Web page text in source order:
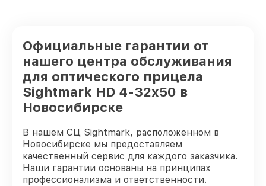
Официальные гарантии от
нашего центра обслуживания
для оптического прицела
Sightmark HD 4-32x50 в
Новосибирске
В нашем СЦ Sightmark, расположенном в
Новосибирске мы предоставляем
качественный сервис для каждого заказчика.
Наши гарантии основаны на принципах
профессионализма и ответственности.